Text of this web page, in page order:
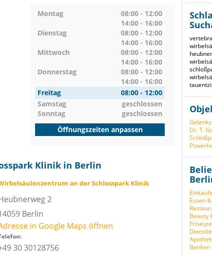
Montag
08:00 - 12:00
14:00 - 16:00
Dienstag
08:00 - 12:00
14:00 - 16:00
Mittwoch
08:00 - 12:00
14:00 - 16:00
Donnerstag
08:00 - 12:00
14:00 - 16:00
Freitag
08:00 - 12:00
Samstag
geschlossen
Sonntag
geschlossen
Öffnungszeiten anpassen
Klinik in Berlin
an der Schlosspark Klinik
2
Berlin
in Google Maps öffnen
30 30128756
Dr. T.
Essen
Beauty